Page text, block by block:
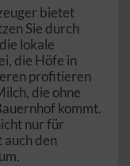
bietet
Sie durch
lokale
die Höfe in
profitieren
die ohne
kommt.
nur für
den